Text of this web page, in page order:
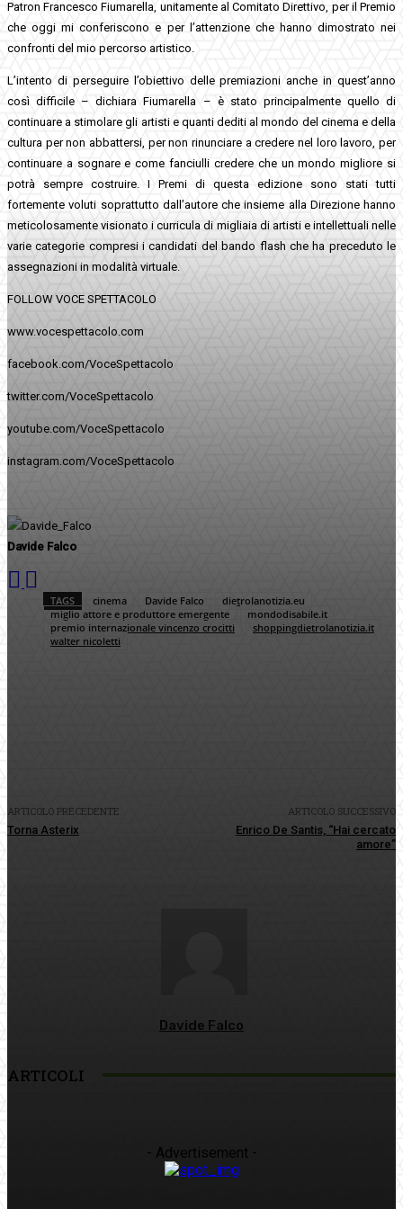
Patron Francesco Fiumarella, unitamente al Comitato Direttivo, per il Premio
che oggi mi conferiscono e per l’attenzione che hanno dimostrato nei
confronti del mio percorso artistico.
L’intento di perseguire l’obiettivo delle premiazioni anche in quest’anno
così difficile – dichiara Fiumarella – è stato principalmente quello di
continuare a stimolare gli artisti e quanti dediti al mondo del cinema e della
cultura per non abbattersi, per non rinunciare a credere nel loro lavoro, per
continuare a sognare e come fanciulli credere che un mondo migliore si
potrà sempre costruire. I Premi di questa edizione sono stati tutti
fortemente voluti soprattutto dall’autore che insieme alla Direzione hanno
meticolosamente visionato i curricula di migliaia di artisti e intellettuali nelle
varie categorie compresi i candidati del bando flash che ha preceduto le
assegnazioni in modalità virtuale.
FOLLOW VOCE SPETTACOLO
www.vocespettacolo.com
facebook.com/VoceSpettacolo
twitter.com/VoceSpettacolo
youtube.com/VoceSpettacolo
instagram.com/VoceSpettacolo
Davide Falco
TAGS cinema Davide Falco
dietrolanotizia.eu
miglio attore e produttore emergente
mondodisabile.it
premio internazionale vincenzo crocitti
shoppingdietrolanotizia.it
walter nicoletti
ARTICOLO PRECEDENTE
Torna Asterix
ARTICOLO SUCCESSIVO
Enrico De Santis, “Hai cercato
amore”
Davide Falco
ARTICOLI
- Advertisement -